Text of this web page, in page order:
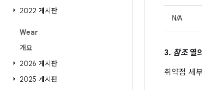
2022 게시판
Wear
개요
2026 게시판
2025 게시판
N/A
3. 참조열
취약점 세